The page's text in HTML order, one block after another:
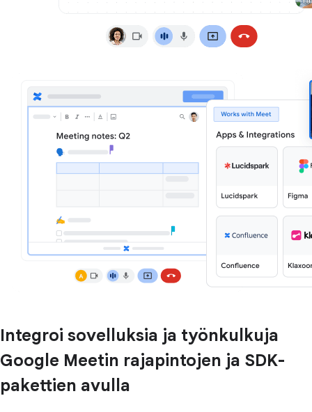
Integroi sovelluksia ja työnkulkuja
Google Meetin rajapintojen ja SDK-
pakettien avulla